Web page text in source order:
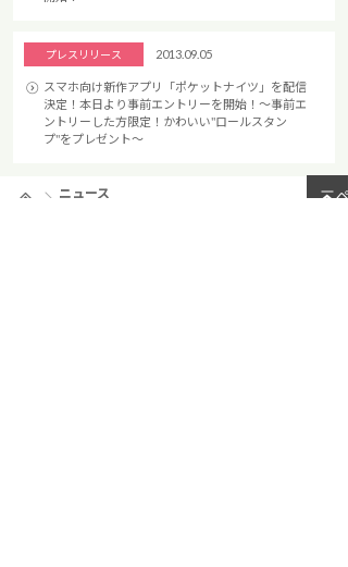
プレスリリース 2013.09.05
スマホ向け新作アプリ「ポケットナイツ」を配信
決定！本日より事前エントリーを開始！～事前エ
ントリーした方限定！かわいい"ロールスタン
プ"をプレゼント～
ニュース